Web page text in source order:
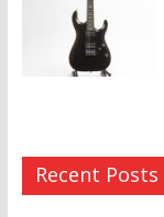
Recent Posts